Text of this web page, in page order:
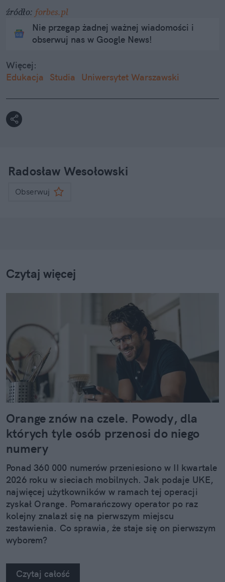
źródło: forbes.pl
Nie przegap żadnej ważnej wiadomości i
obserwuj nas w Google News!
Więcej:
Edukacja
Studia Uniwersytet Warszawski
Radosław Wesołowski
Obserwuj
Czytaj więcej
Orange znów na czele. Powody, dla
których tyle osób przenosi do niego
numery
Ponad 360 000 numerów przeniesiono w II kwartale
2026 roku w sieciach mobilnych. Jak podaje UKE,
najwięcej użytkowników w ramach tej operacji
zyskał Orange. Pomarańczowy operator po raz
kolejny znalazł się na pierwszym miejscu
zestawienia. Co sprawia, że staje się on pierwszym
wyborem?
Czytaj całość